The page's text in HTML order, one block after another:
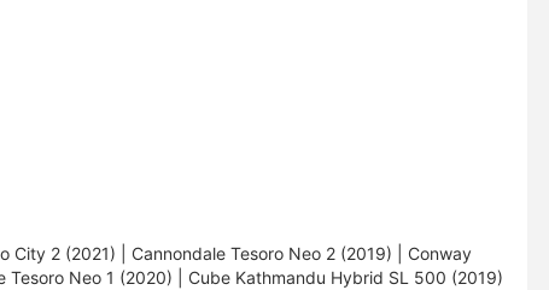
City 2 (2021) | Cannondale Tesoro Neo 2 (2019) | Conway
Tesoro Neo 1 (2020) | Cube Kathmandu Hybrid SL 500 (2019)